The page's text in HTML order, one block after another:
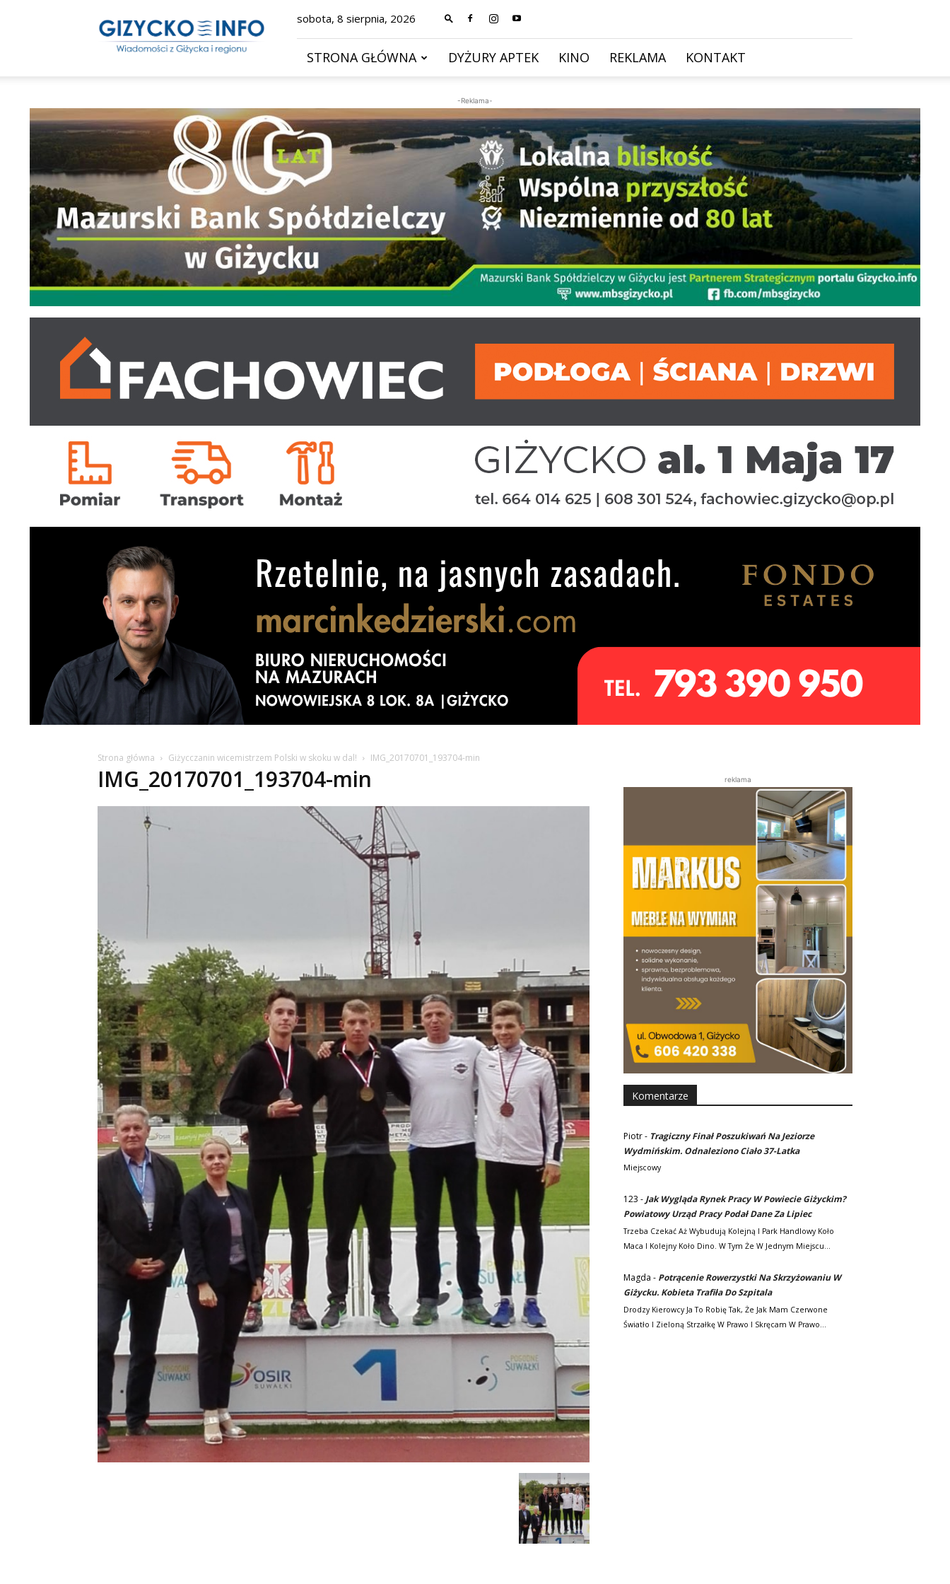
–
wiadomości
sobota, 8 sierpnia, 2026
STRONA GŁÓWNA DYŻURY APTEK KINO REKLAMA KONTAKT
-Reklama-
Strona główna Giżycczanin wicemistrzem Polski w skoku w dal! IMG_20170701_193704-min
IMG_20170701_193704-min reklama
Komentarze
Piotr- Tragiczny Finał Poszukiwań Na Jeziorze
Wydmińskim. Odnaleziono Ciało 37-Latka
Miejscowy
123 - Jak Wygląda Rynek Pracy W Powiecie Giżyckim?
Powiatowy Urząd Pracy Podał Dane Za Lipiec
Trzeba Czekać Aż Wybudują Kolejną I Park Handlowy Koło
Maca I Kolejny Koło Dino. W Tym Że W Jednym Miejscu…
Magda - Potrącenie Rowerzystki Na Skrzyżowaniu W
Giżycku. Kobieta Trafiła Do Szpitala
Drodzy Kierowcy Ja To Robię Tak, Że Jak Mam Czerwone
Światło I Zieloną Strzałkę W Prawo I Skręcam W Prawo…